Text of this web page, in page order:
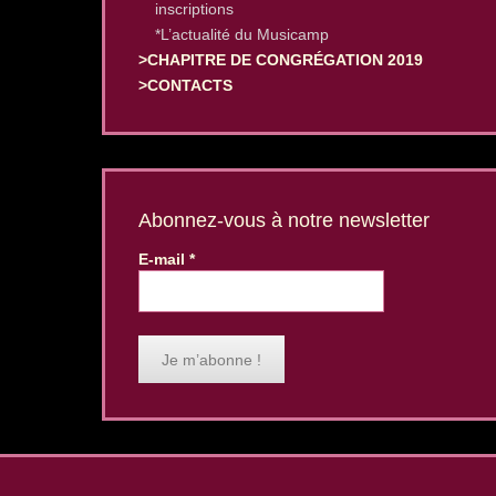
inscriptions
*L’actualité du Musicamp
>CHAPITRE DE CONGRÉGATION 2019
>CONTACTS
Abonnez-vous à notre newsletter
E-mail *